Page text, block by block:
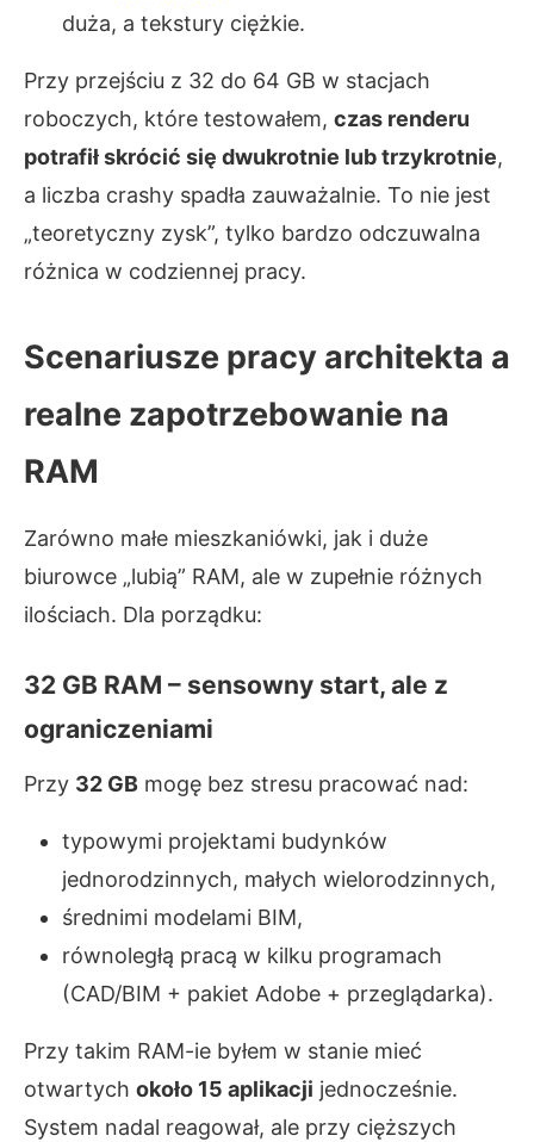
duża, a tekstury ciężkie.
Przy przejściu z 32 do 64 GB w stacjach
roboczych, które testowałem, czas renderu
potrafił skrócić się dwukrotnie lub trzykrotnie,
a liczba crashy spadła zauważalnie. To nie jest
„teoretyczny zysk”, tylko bardzo odczuwalna
różnica w codziennej pracy.
Scenariusze pracy architekta a
realne zapotrzebowanie na
RAM
Zarówno małe mieszkaniówki, jak i duże
biurowce „lubią” RAM, ale w zupełnie różnych
ilościach. Dla porządku:
32 GB RAM – sensowny start, ale z
ograniczeniami
Przy 32 GB mogę bez stresu pracować nad:
typowymi projektami budynków
jednorodzinnych, małych wielorodzinnych,
średnimi modelami BIM,
równoległą pracą w kilku programach
(CAD/BIM + pakiet Adobe + przeglądarka).
Przy takim RAM-ie byłem w stanie mieć
otwartych około 15 aplikacji jednocześnie.
System nadal reagował, ale przy cięższych